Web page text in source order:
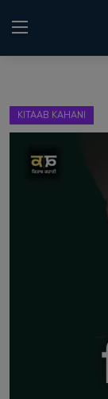
Home
Punjabi Podcast
KITAAB KAHANI